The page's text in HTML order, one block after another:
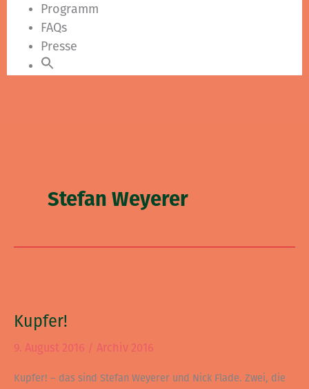
Programm
FAQs
Presse
Stefan Weyerer
Kupfer!
9. August 2016 / Archiv 2016
Kupfer! – das sind Stefan Weyerer und Nick Flade. Zwei, die